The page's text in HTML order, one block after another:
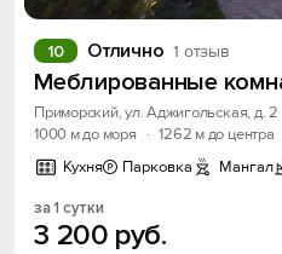
Отлично 1 отзыв
10
Меблированные
Приморский, ул. Аджигольская, д. 2
1000 м до моря
· 1262 м до центра
Кухня
Парковка Мангал
за 1 сутки
3 200 руб.